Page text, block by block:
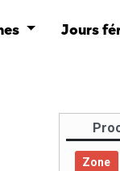
Jours
Zone